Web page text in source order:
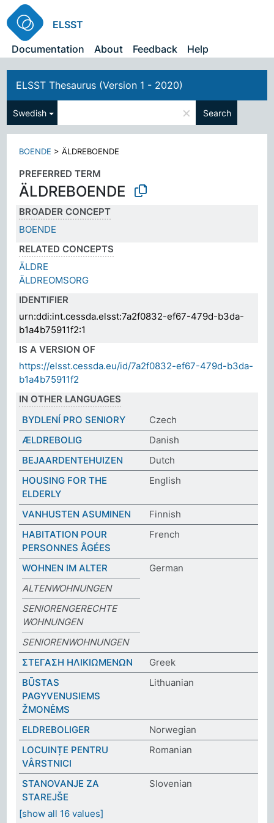
ELSST
Documentation
About Feedback Help
ELSST Thesaurus (Version 1 - 2020)
Swedish × Search
BOENDE >ÄLDREBOENDE
PREFERRED TERM
ÄLDREBOENDE
BROADER CONCEPT
BOENDE
RELATED CONCEPTS
ÄLDRE
ÄLDREOMSORG
IDENTIFIER
urn:ddi:int.cessda.elsst:7a2f0832-ef67-479d-b3da-
b1a4b75911f2:1
IS A VERSION OF
https://elsst.cessda.eu/id/7a2f0832-ef67-479d-b3da-
b1a4b75911f2
IN OTHER LANGUAGES
BYDLENÍ PRO SENIORY
Czech
ÆLDREBOLIG
Danish
BEJAARDENTEHUIZEN
Dutch
HOUSING FOR THE
ELDERLY
English
VANHUSTEN ASUMINEN
Finnish
HABITATION POUR
PERSONNES ÂGÉES
French
WOHNEN IM ALTER
German
ALTENWOHNUNGEN
SENIORENGERECHTE
WOHNUNGEN
SENIORENWOHNUNGEN
ΣΤΕΓΑΣH ΗΛΙΚΙΩΜΕΝΩΝ
Greek
BŪSTAS
PAGYVENUSIEMS
ŽMONĖMS
Lithuanian
ELDREBOLIGER
Norwegian
LOCUINȚE PENTRU
VÂRSTNICI
Romanian
STANOVANJE ZA
STAREJŠE
Slovenian
[show all 16 values]